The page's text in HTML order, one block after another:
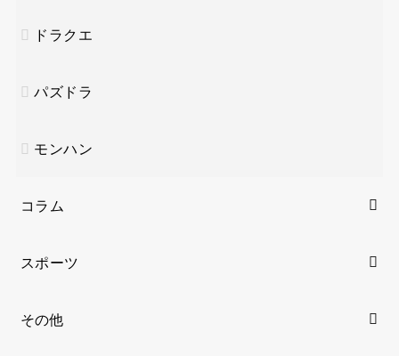
ドラクエ
パズドラ
モンハン
コラム
スポーツ
その他